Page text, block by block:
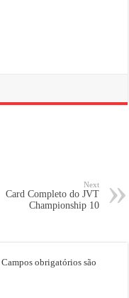
Next
Card Completo do JVT
Championship 10
Campos obrigatórios são